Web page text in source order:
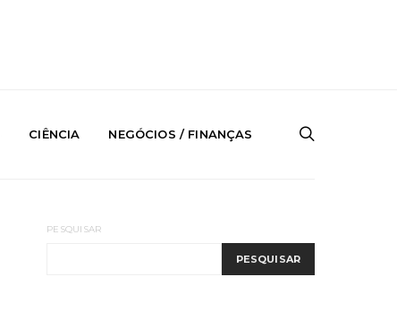
CIÊNCIA NEGÓCIOS / FINANÇAS
PESQUISAR
PESQUISAR